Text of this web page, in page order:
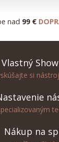
nad 99 €
Vlastný
si
Nákup na